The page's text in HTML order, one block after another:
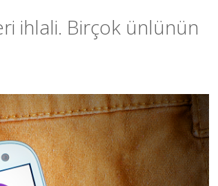
ihlali. Birçok ünlünün